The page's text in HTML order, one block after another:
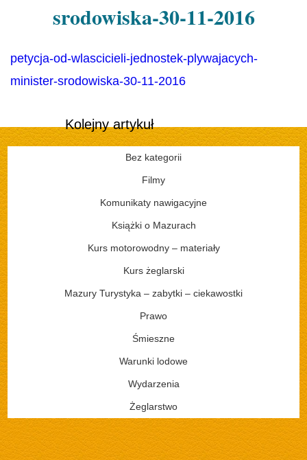
srodowiska-30-11-2016
petycja-od-wlascicieli-jednostek-plywajacych-
minister-srodowiska-30-11-2016
Kolejny artykuł
Bez kategorii
Filmy
Komunikaty nawigacyjne
Książki o Mazurach
Kurs motorowodny – materiały
Kurs żeglarski
Mazury Turystyka – zabytki – ciekawostki
Prawo
Śmieszne
Warunki lodowe
Wydarzenia
Żeglarstwo